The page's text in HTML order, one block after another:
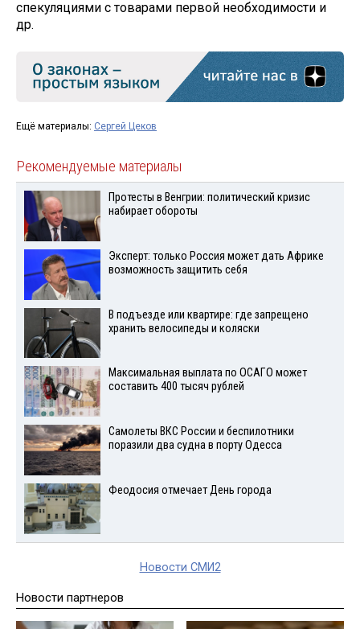
спекуляциями с товарами первой необходимости и
др.
Ещё материалы: Сергей Цеков
Рекомендуемые материалы
Протесты в Венгрии: политический кризис
набирает обороты
Эксперт: только Россия может дать Африке
возможность защитить себя
В подъезде или квартире: где запрещено
хранить велосипеды и коляски
Максимальная выплата по ОСАГО может
составить 400 тысяч рублей
Самолеты ВКС России и беспилотники
поразили два судна в порту Одесса
Феодосия отмечает День города
Новости СМИ2
Новости партнеров